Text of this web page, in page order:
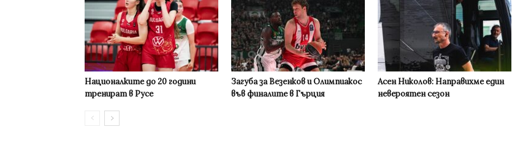
Националките до 20 години
тренират в Русе
Загуба за Везенков и Олимпиакос
във финалите в Гърция
Асен Николов: Направихме един
невероятен сезон